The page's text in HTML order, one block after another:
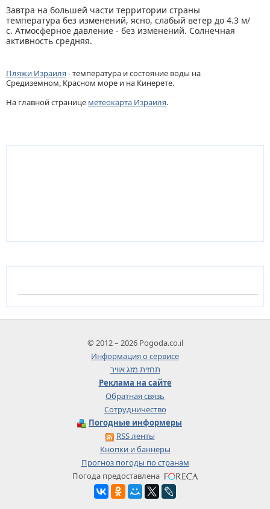
Завтра на большей части территории страны
температура без изменений, ясно, слабый ветер до 4.3 м/
с. Атмосферное давление - без изменений. Солнечная
активность средняя.
Пляжи Израиля- температура и состояние воды на
Средиземном, Красном море и на Кинерете.
На главной странице метеокарта Израиля.
© 2012 – 2026 Pogoda.co.il
Информация о сервисе
תחזית מזג אוויר
Реклама на сайте
Обратная связь
Сотрудничество
Погодные информеры
RSS ленты
Кнопки и баннеры
Прогноз погоды по странам
Погода предоставлена